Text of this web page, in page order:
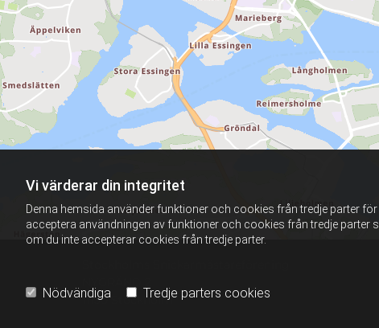
Vi värderar din integritet
Denna hemsida använder funktioner och cookies från tredje parter
acceptera användningen av funktioner och cookies från tredje parter
om du inte accepterar cookies från tredje parter.
Nödvändiga Tredje parters cookies
11130 Stockholm